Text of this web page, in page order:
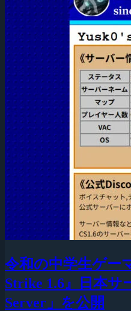
令和の中学生ゲー
Strike 1.6』日本サ
Server」を公開